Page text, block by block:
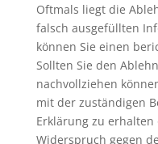
Oftmals liegt die
falsch ausgefüllten
können Sie einen
Sollten Sie den
nachvollziehen
mit der zuständigen
Erklärung zu
Widerspruch gegen